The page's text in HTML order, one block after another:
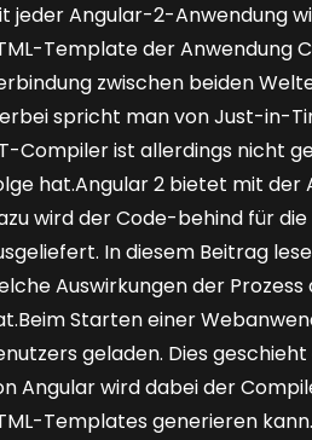
jeder Angular-2-Anwendung­
Template der Anwendung
zwischen beiden
spricht man von Just-in-
Compiler ist allerdings nicht
hat.Angular 2 bietet mit
wird der Code-behind für
In diesem Beitrag
Auswirkungen der
Starten einer
geladen. Dies
Angular wird dabei der
Templates generieren